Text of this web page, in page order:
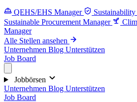
QEHS/EHS Manager
Sustainable Procurement Manager
Manager
Alle Stellen ansehen
Unternehmen Blog Unterstützen
Job Board
Jobbörsen
Unternehmen Blog Unterstützen
Job Board